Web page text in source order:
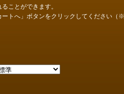
ことができます。
トへ」ボタンをクリックしてください